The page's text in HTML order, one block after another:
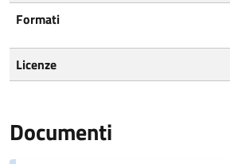
Formati
Licenze
Documenti